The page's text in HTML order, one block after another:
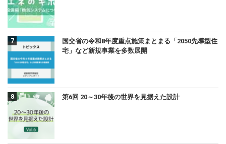
国交省の令和8年度重点施策まとまる「2050先導型住
宅」など新規事業を多数展開
第6回 20～30年後の世界を見据えた設計